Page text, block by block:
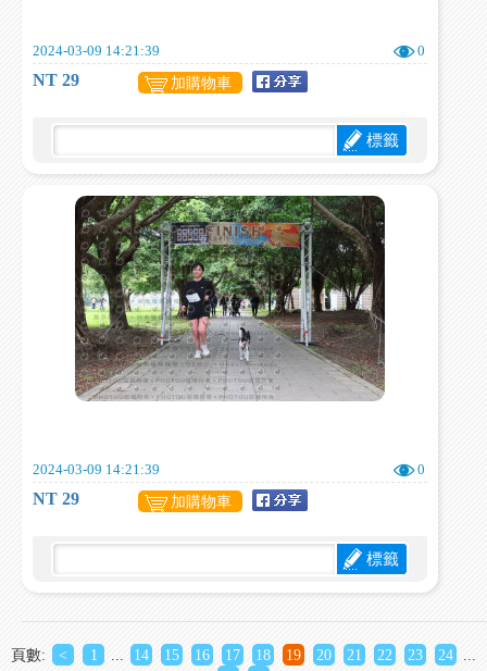
2024-03-09 14:21:39 0
NT 29 加購物車
標籤
2024-03-09 14:21:39 0
NT 29 加購物車
標籤
頁數: < 1 14 15 16 17 18 19 20 21 22 23 24